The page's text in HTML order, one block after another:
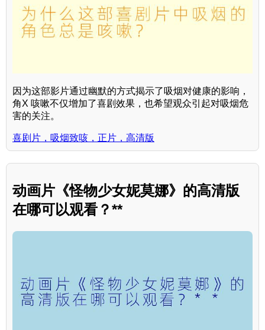
因为这部影片通过幽默的方式揭示了吸烟对健康的影响，
角X 咳嗽不仅增加了喜剧效果，也希望观众引起对吸烟危
害的关注。
喜剧片，吸烟致咳，正片，高清版
动画片《怪物少女妮莫娜》的高清版
在哪可以观看？**